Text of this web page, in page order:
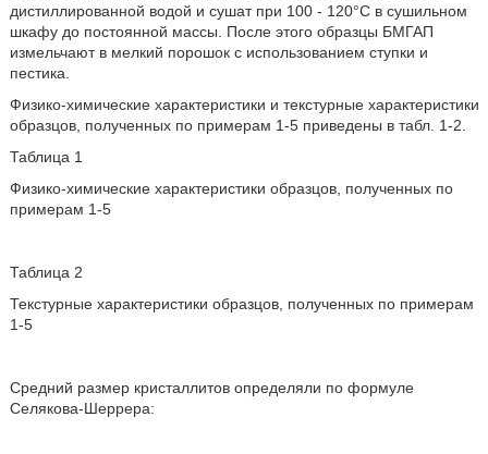
дистиллированной водой и сушат при 100 - 120°С в сушильном
шкафу до постоянной массы. После этого образцы БМГАП
измельчают в мелкий порошок с использованием ступки и
пестика.
Физико-химические характеристики и текстурные характеристики
образцов, полученных по примерам 1-5 приведены в табл. 1-2.
Таблица 1
Физико-химические характеристики образцов, полученных по
примерам 1-5
Таблица 2
Текстурные характеристики образцов, полученных по примерам
1-5
Средний размер кристаллитов определяли по формуле
Селякова-Шеррера: